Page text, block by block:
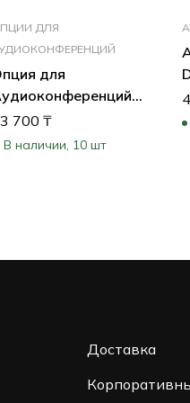
ДЛЯ
для
Speak2 55, MS
2755-109
700₸
В наличии, 10 шт
Доставка